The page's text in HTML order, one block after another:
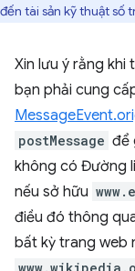
đến tài sản kỹ thuật số
Xin lưu ý rằng khi
bạn phải cung
postMessage để
không có Đường
nếu sở hữu
điều đó thông
bất kỳ trang web